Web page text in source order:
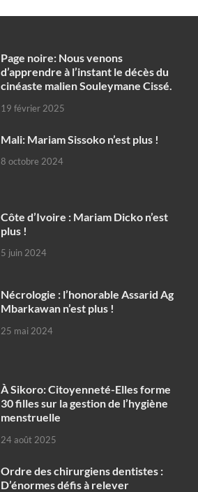
Page noire: Nous venons
d’apprendre à l’instant le décès du
cinéaste malien Souleymane Cissé.
19 février 2025
Mali: Mariam Sissoko n’est plus !
8 octobre 2024
Côte d’Ivoire : Mariam Dicko n’est
plus !
5 juin 2024
Nécrologie : l’honorable Assarid Ag
Mbarkawan n’est plus !
25 mai 2024
À Sikoro: Citoyenneté-Elles forme
30 filles sur la gestion de l’hygiène
menstruelle
24 août 2025
Ordre des chirurgiens dentistes :
D’énormes défis à relever